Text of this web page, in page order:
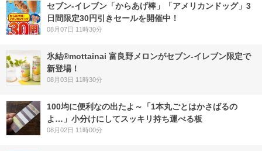
セブン‐イレブン「からあげ棒」「アメリカンドッグ」3
日間限定30円引きセールを開催中！
08月07日 11時30分
氷結®mottainai 富良野メロンがセブン‐イレブン限定で
新登場！
08月03日 11時30分
100均に便利なの出たよ～「1本丸ごとはかさばるの
よ…」小分けにしてスッキリ持ち運べる板
08月02日 11時00分